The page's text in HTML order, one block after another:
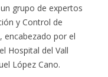
grupo de expertos
y Control de
encabezado por el
Hospital del Vall
López Cano.